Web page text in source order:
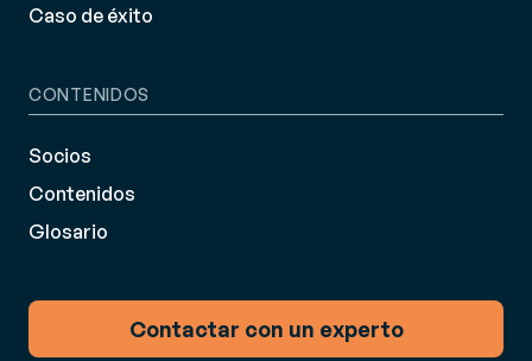
Caso de éxito
CONTENIDOS
Socios
Contenidos
Glosario
Contactar con un experto